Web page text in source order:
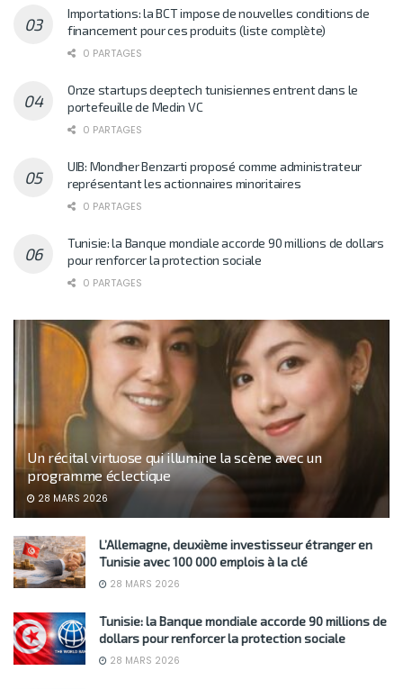
Importations: la BCT impose de nouvelles conditions de
financement pour ces produits (liste complète)
0 PARTAGES
Onze startups deeptech tunisiennes entrent dans le
portefeuille de Medin VC
0 PARTAGES
UIB: Mondher Benzarti proposé comme administrateur
représentant les actionnaires minoritaires
0 PARTAGES
Tunisie: la Banque mondiale accorde 90 millions de dollars
pour renforcer la protection sociale
0 PARTAGES
Un récital virtuose qui illumine la scène avec un
programme éclectique
28 MARS 2026
L’Allemagne, deuxième investisseur étranger en
Tunisie avec 100 000 emplois à la clé
28 MARS 2026
Tunisie: la Banque mondiale accorde 90 millions de
dollars pour renforcer la protection sociale
28 MARS 2026